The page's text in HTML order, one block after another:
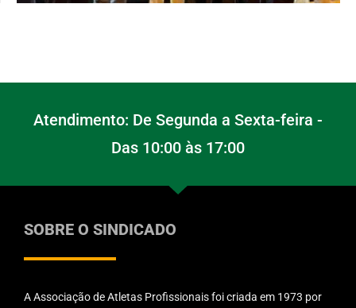
Atendimento: De Segunda a Sexta-feira -
Das 10:00 às 17:00
SOBRE O SINDICADO
A Associação de Atletas Profissionais foi criada em 1973 por